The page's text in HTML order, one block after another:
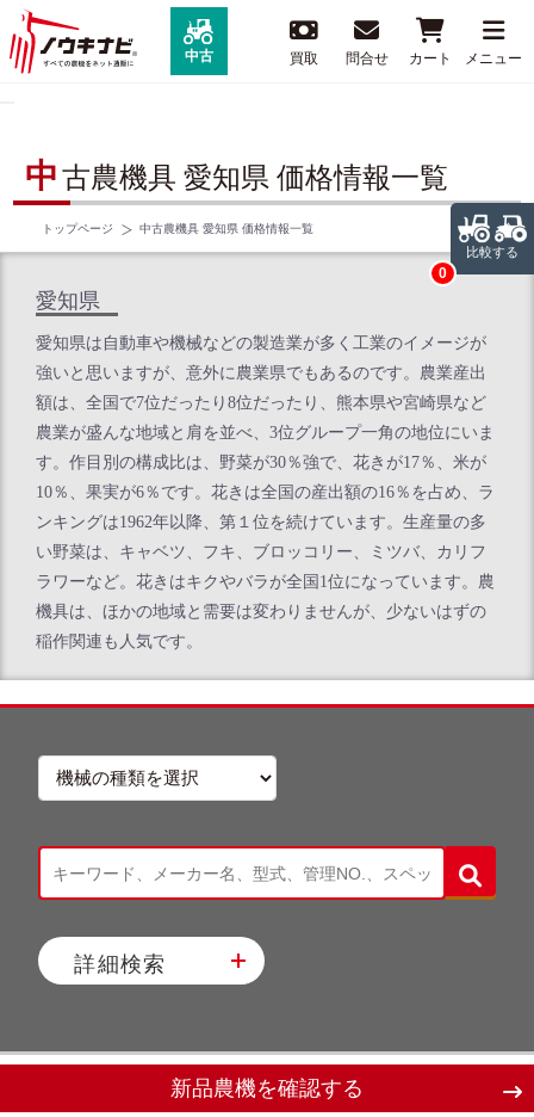
中古 買取 問合せ カート メニュー
比較する
0
中 古農機具 愛知県 価格情報一覧
トップページ 中古農機具 愛知県 価格情報一覧
愛知県
愛知県は自動車や機械などの製造業が多く工業のイメージが
強いと思いますが、意外に農業県でもあるのです。農業産出
額は、全国で7位だったり8位だったり、熊本県や宮崎県など
農業が盛んな地域と肩を並べ、3位グループ一角の地位にいま
す。作目別の構成比は、野菜が30％強で、花きが17％、米が
10％、果実が6％です。花きは全国の産出額の16％を占め、ラ
ンキングは1962年以降、第１位を続けています。生産量の多
い野菜は、キャベツ、フキ、ブロッコリー、ミツバ、カリフ
ラワーなど。花きはキクやバラが全国1位になっています。農
機具は、ほかの地域と需要は変わりませんが、少ないはずの
稲作関連も人気です。
詳細検索
新品農機を確認する